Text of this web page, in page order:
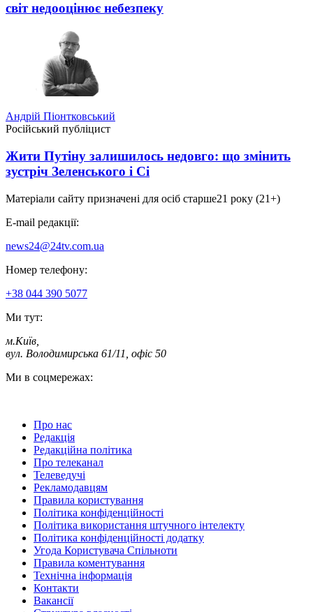
світ недооцінює небезпеку
Андрій Піонтковський
Російський публіцист
Жити Путіну залишилось недовго: що змінить
зустріч Зеленського і Сі
Матеріали сайту призначені для осіб старше21 року (21+)
E-mail редакції:
news24@24tv.com.ua
Номер телефону:
+38 044 390 5077
Ми тут:
м.Київ
вул. Володимирська 61/11, офіс 50
Ми в соцмережах:
Про нас
Редакція
Редакційна політика
Про телеканал
Телеведучі
Рекламодавцям
Правила користування
Політика конфіденційності
Політика використання штучного інтелекту
Політика конфіденційності додатку
Угода Користувача Спільноти
Правила коментування
Технічна інформація
Контакти
Вакансії